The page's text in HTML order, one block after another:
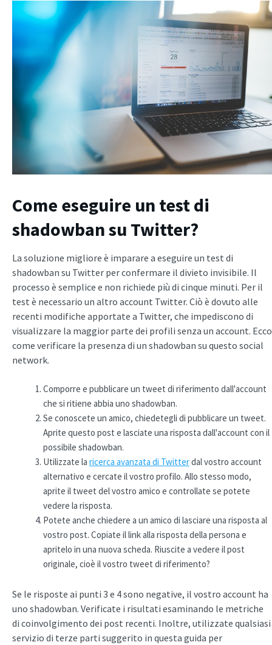
Come eseguire un test di
shadowban su Twitter?
La soluzione migliore è imparare a eseguire un test di
shadowban su Twitter per confermare il divieto invisibile. Il
processo è semplice e non richiede più di cinque minuti. Per il
test è necessario un altro account Twitter. Ciò è dovuto alle
recenti modifiche apportate a Twitter, che impediscono di
visualizzare la maggior parte dei profili senza un account. Ecco
come verificare la presenza di un shadowban su questo social
network.
Comporre e pubblicare un tweet di riferimento dall'account
che si ritiene abbia uno shadowban.
Se conoscete un amico, chiedetegli di pubblicare un tweet.
Aprite questo post e lasciate una risposta dall'account con il
possibile shadowban.
Utilizzate la ricerca avanzata di Twitterdal vostro account
alternativo e cercate il vostro profilo. Allo stesso modo,
aprite il tweet del vostro amico e controllate se potete
vedere la risposta.
Potete anche chiedere a un amico di lasciare una risposta al
vostro post. Copiate il link alla risposta della persona e
apritelo in una nuova scheda. Riuscite a vedere il post
originale, cioè il vostro tweet di riferimento?
Se le risposte ai punti 3 e 4 sono negative, il vostro account ha
uno shadowban. Verificate i risultati esaminando le metriche
di coinvolgimento dei post recenti. Inoltre, utilizzate qualsiasi
servizio di terze parti suggerito in questa guida per